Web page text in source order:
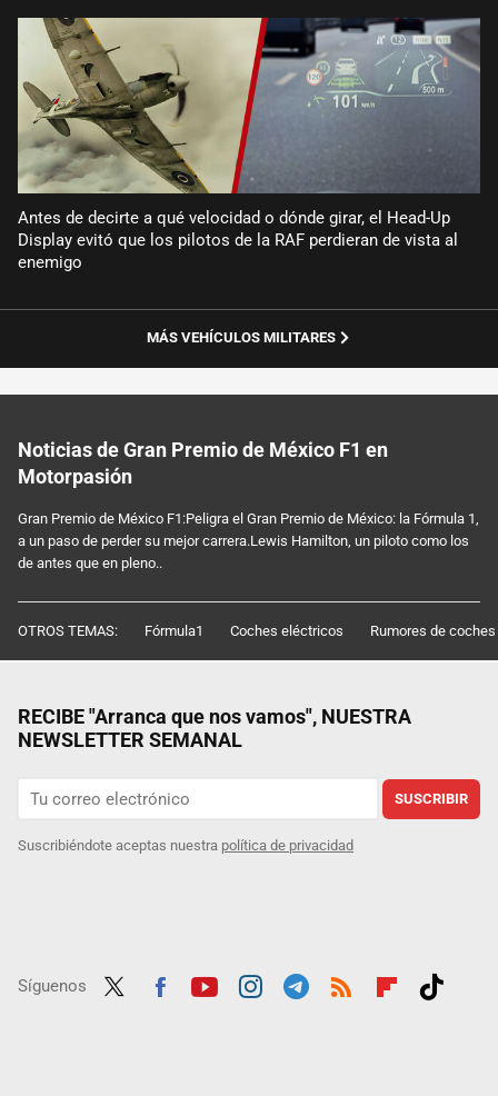
Antes de decirte a qué velocidad o dónde girar, el Head-Up
Display evitó que los pilotos de la RAF perdieran de vista al
enemigo
MÁS VEHÍCULOS MILITARES
Noticias de Gran Premio de México F1 en
Motorpasión
Gran Premio de México F1:Peligra el Gran Premio de México: la Fórmula 1,
a un paso de perder su mejor carrera.Lewis Hamilton, un piloto como los
de antes que en pleno..
OTROS TEMAS: Fórmula1 Coches eléctricos Rumores de coches
RECIBE "Arranca que nos vamos", NUESTRA
NEWSLETTER SEMANAL
SUSCRIBIR
Suscribiéndote aceptas nuestra política de privacidad
Síguenos